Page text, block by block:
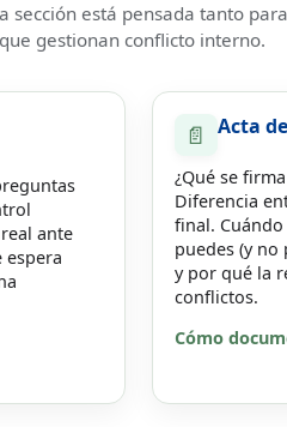
está pensada tanto
gestionan conflicto interno.
ante
espera
📄 Acta
¿Qué se
Diferencia
final.
puedes (y no
y por qué la
conflictos.
Cómo